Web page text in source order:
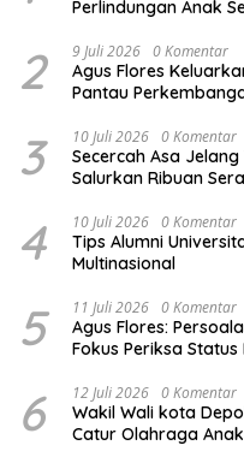
Perlindungan Anak
2 9 Juli 2026 0 Komentar
Agus Flores
Pantau
3 10 Juli 2026 0 Komentar
Secercah Asa
Salurkan Ribuan
4 10 Juli 2026 0 Komentar
Tips Alumni
Multinasional
5 11 Juli 2026 0 Komentar
Agus Flores:
Fokus Periksa
6 12 Juli 2026 0 Komentar
Wakil Wali kota
Catur Olahraga